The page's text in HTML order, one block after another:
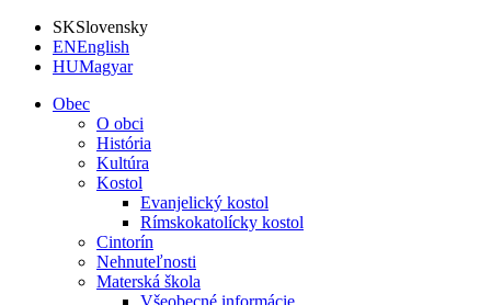
SKSlovensky
ENEnglish
HUMagyar
Obec
O obci
História
Kultúra
Kostol
Evanjelický kostol
Rímskokatolícky kostol
Cintorín
Nehnuteľnosti
Materská škola
Všeobecné informácie